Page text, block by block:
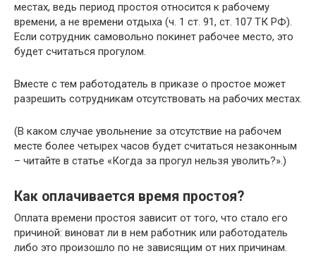
местах, ведь период простоя относится к рабочему
времени, а не времени отдыха (ч. 1 ст. 91, ст. 107 ТК РФ).
Если сотрудник самовольно покинет рабочее место, это
будет считаться прогулом.
Вместе с тем работодатель в приказе о простое может
разрешить сотрудникам отсутствовать на рабочих местах.
(В каком случае увольнение за отсутствие на рабочем
месте более четырех часов будет считаться незаконным
– читайте в статье «Когда за прогул нельзя уволить?».)
Как оплачивается время простоя?
Оплата времени простоя зависит от того, что стало его
причиной: виноват ли в нем работник или работодатель
либо это произошло по не зависящим от них причинам.